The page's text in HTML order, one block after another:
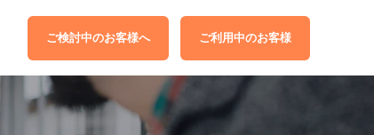
ご検討中のお客様へ ご利用中のお客様